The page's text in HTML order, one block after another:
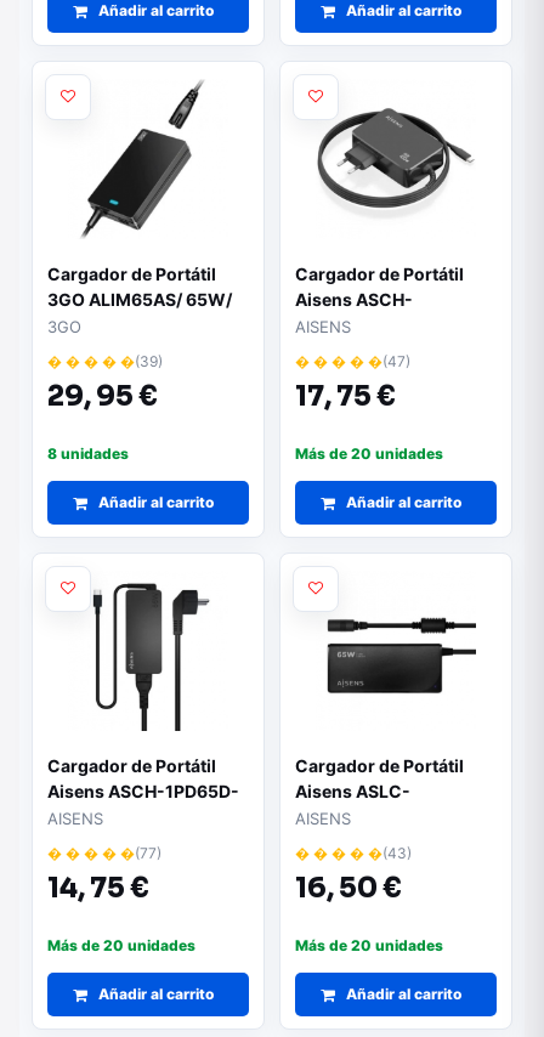
Añadir al carrito Añadir al carrito
Cargador de Portátil
3GO ALIM65AS/ 65W/
Automático/ 10
Conectores/ Voltaje
18.5-20V/ 1 USB
3GO
� � � � �(39)
29,95 €
8 unidades
Añadir al carrito
Cargador de Portátil
Aisens ASCH-
1PD100WL50-BK | USB
Tipo-C | 100W |
Automático | Voltaje 5-
20V
AISENS
� � � � �(47)
17,75 €
Más de 20 unidades
Añadir al carrito
Cargador de Portátil
Aisens ASCH-1PD65D-
BK/ 1xUSB Tipo-C/ 65W
AISENS
� � � � �(77)
14,75 €
Más de 20 unidades
Añadir al carrito
Cargador de Portátil
Aisens ASLC-
65WAUTO-BK/ 65W/
Automático/ 9
Conectores/ Voltaje
18.5-20V/ 1 USB QC3.0
AISENS
� � � � �(43)
16,50 €
Más de 20 unidades
Añadir al carrito